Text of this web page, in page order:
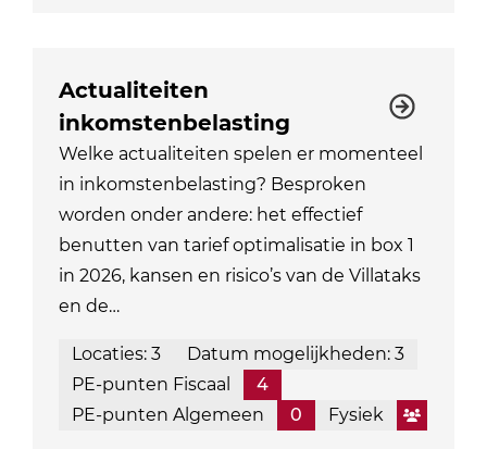
Actualiteiten
inkomstenbelasting
Welke actualiteiten spelen er momenteel
in inkomstenbelasting? Besproken
worden onder andere: het effectief
benutten van tarief optimalisatie in box 1
in 2026, kansen en risico’s van de Villataks
en de…
Locaties: 3
Datum mogelijkheden: 3
PE-punten Fiscaal
4
PE-punten Algemeen
0 Fysiek